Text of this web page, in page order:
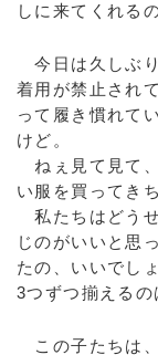
しに来てくれる
今日は久しぶ
着用が禁止され
って履き慣れて
けど。
ねぇ見て見て
い服を買ってき
私たちはどう
じのがいいと思
たの、いいでし
3つずつ揃えるの
この子たちは